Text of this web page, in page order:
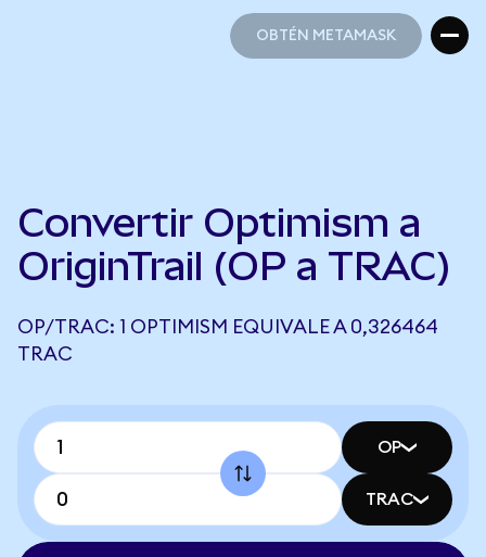
OBTÉN METAMASK
Convertir Optimism a
OriginTrail (OP a TRAC)
OP/TRAC: 1 OPTIMISM EQUIVALE A 0,326464
TRAC
OP
TRAC